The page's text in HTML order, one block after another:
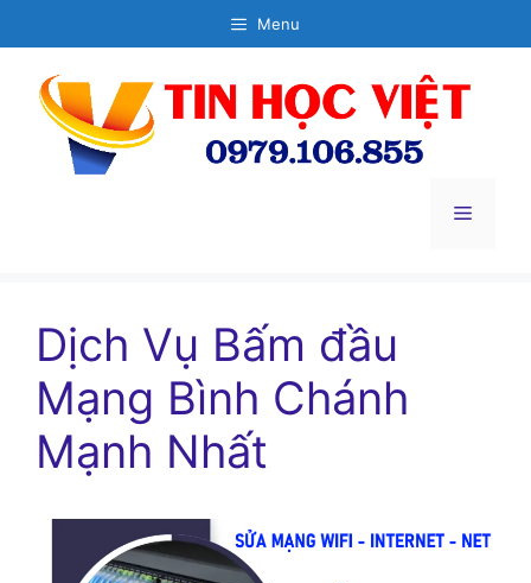
đến
dung
Menu
Menu
Dịch Vụ Bấm đầu
Mạng Bình Chánh
Mạnh Nhất